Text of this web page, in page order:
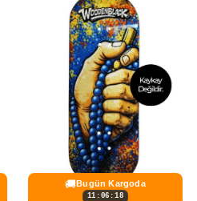
🚚Bugün Kargoda
11:06:16